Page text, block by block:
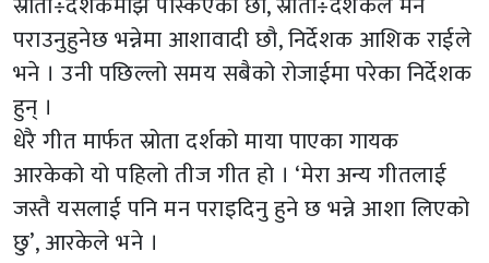
पराउनुहुनेछ भन्नेमा आशावादी छौ, निर्देशक आशिक राईले
भने । उनी पछिल्लो समय सबैको रोजाईमा परेका निर्देशक
हुन् ।
धेरै गीत मार्फत स्रोता दर्शको माया पाएका गायक
आरकेको यो पहिलो तीज गीत हो । ‘मेरा अन्य गीतलाई
जस्तै यसलाई पनि मन पराइदिनु हुने छ भन्ने आशा लिएको
छु’, आरकेले भने ।